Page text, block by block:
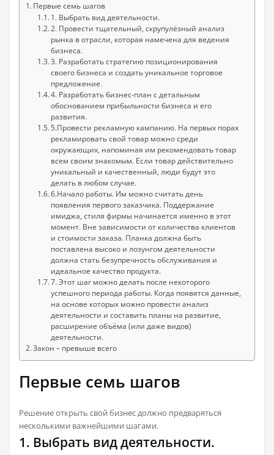
Первые семь шагов
1. Выбрать вид деятельности.
2. Провести тщательный, скрупулёзный анализ
рынка в отрасли, которая намечена для ведения
бизнеса.
3. Разработать стратегию позиционирования
своего бизнеса и создать уникальное торговое
предложение.
4. Разработать бизнес-план с детальным
обоснованием прибыльности бизнеса и его
развития.
5.Провести рекламную кампанию. На первых порах
рекламировать свой товар можно среди
окружающих, напоминая им рекомендовать товар
всем своим знакомым. Если товар действительно
уникальный и качественный, люди будут это
делать в любом случае.
6.Начало работы. Им можно считать день
появления первого заказчика. Поддержание
имиджа, стиля фирмы начинается именно в этот
момент. Вне зависимости от количества клиентов
и стоимости заказа. Планка должна быть
поставлена высоко и лозунгом деятельности
должна стать безупречность обслуживания и
идеальное качество продукта.
7. Этот шаг можно делать после некоторого
успешного периода работы. Когда появятся данные,
на основе которых можно провести анализ
деятельности и составить планы на развитие,
расширение объёма (или даже видов)
деятельности.
Закон – превыше всего
Первые семь шагов
Решение открыть свой бизнес должно предваряться
несколькими важнейшими шагами.
1. Выбрать вид деятельности.